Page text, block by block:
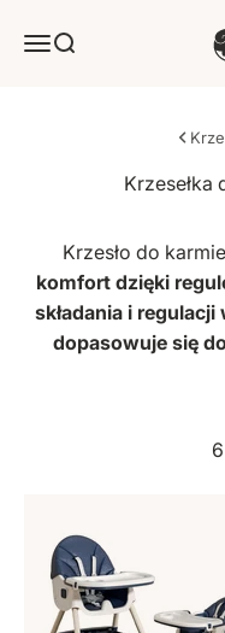
OfertaSzukaj
Krzesło do
komfort dzięki
składania i
dopasowuje się